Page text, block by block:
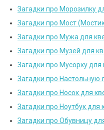
Загадки про Морозилку
Загадки про Мост
Загадки про Мужа для
Загадки про Музей для
Загадки про Мусорку для
Загадки про Настольную
Загадки про Носок для
Загадки про Ноутбук для
Загадки про Обувницу